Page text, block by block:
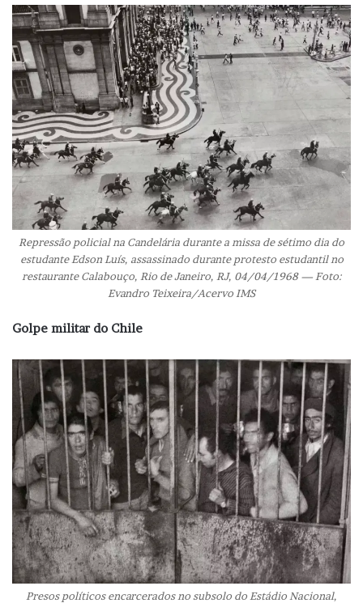
Repressão policial na Candelária durante a missa de sétimo dia do
estudante Edson Luís, assassinado durante protesto estudantil no
restaurante Calabouço, Rio de Janeiro, RJ, 04/04/1968 — Foto:
Evandro Teixeira/Acervo IMS
Golpe militar do Chile
Presos políticos encarcerados no subsolo do Estádio Nacional,